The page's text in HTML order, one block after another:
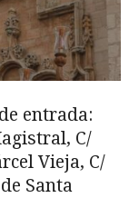
entrada:
C/
Vieja, C/
Santa